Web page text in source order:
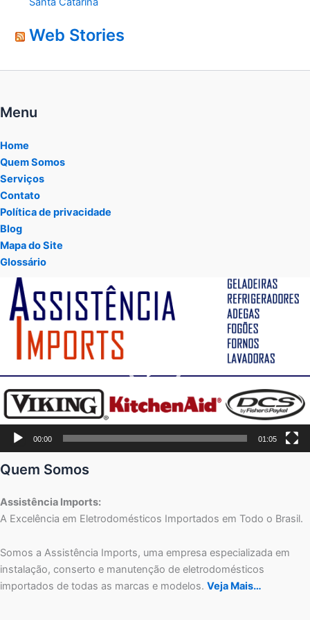
Web Stories
Menu
Home
Quem Somos
Serviços
Contato
Política de privacidade
Blog
Mapa do Site
Glossário
Tocador
vídeo
00:00 01:05
Quem Somos
Assistência Imports:
A Excelência em Eletrodomésticos Importados em Todo o Brasil.
Somos a Assistência Imports, uma empresa especializada em
instalação, conserto e manutenção de eletrodomésticos
importados de todas as marcas e modelos. Veja Mais…